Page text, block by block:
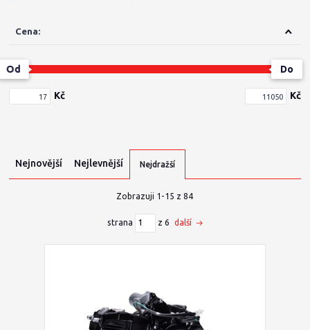
Cena:
Kč
Od Do
Kč
Nejnovější Nejlevnější Nejdražší
Zobrazuji 1-15 z 84
strana z 6 další